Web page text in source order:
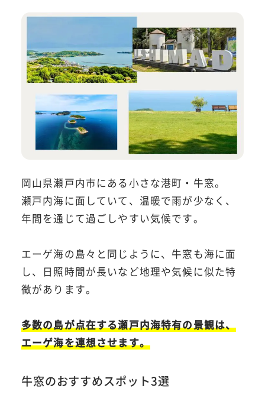
岡山県瀬戸内市にある小さな港町・牛窓。
瀬戸内海に面していて、温暖で雨が少なく、
年間を通じて過ごしやすい気候です。
エーゲ海の島々と同じように、牛窓も海に面
し、日照時間が長いなど地理や気候に似た特
徴があります。
多数の島が点在する瀬戸内海特有の景観は、
エーゲ海を連想させます。
牛窓のおすすめスポット3選